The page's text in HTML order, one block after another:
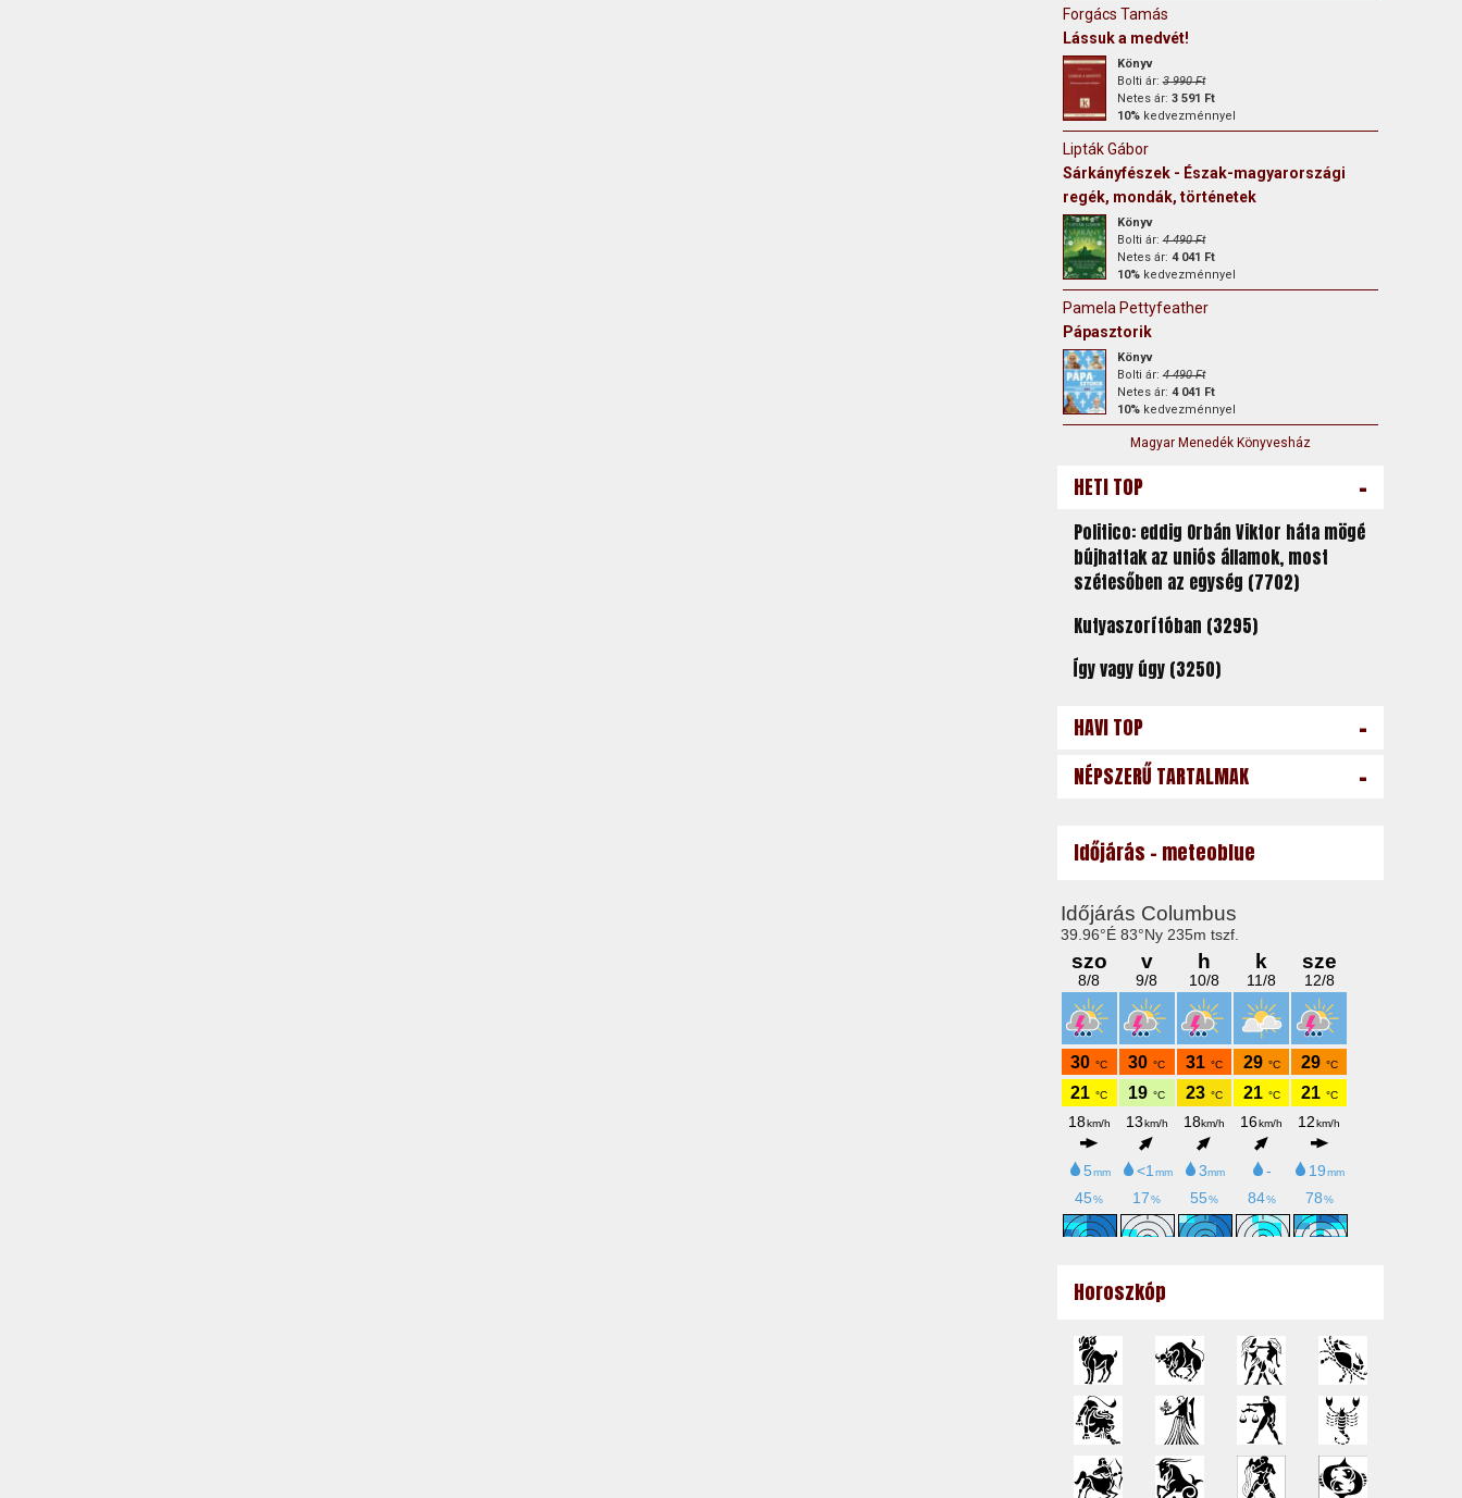
Forgács Tamás
Lássuk a medvét!
Könyv
Bolti ár:3 990 Ft
Netes ár: 3 591 Ft
10%kedvezménnyel
Lipták Gábor
Sárkányfészek - Észak-magyarországi
regék, mondák, történetek
Könyv
Bolti ár:4 490 Ft
Netes ár: 4 041 Ft
10%kedvezménnyel
Pamela Pettyfeather
Pápasztorik
Könyv
Bolti ár:4 490 Ft
Netes ár: 4 041 Ft
10%kedvezménnyel
Magyar Menedék Könyvesház
HETI TOP -
Politico: eddig Orbán Viktor háta mögé
bújhattak az uniós államok, most
szétesőben az egység (7702)
Kutyaszorítóban (3295)
Így vagy úgy (3250)
HAVI TOP -
NÉPSZERŰ TARTALMAK -
Időjárás - meteoblue
Horoszkóp